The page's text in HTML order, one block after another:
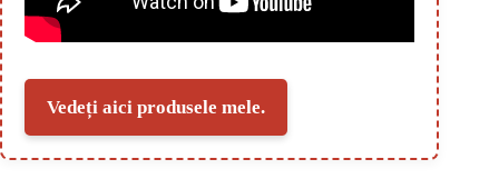
Vedeți aici produsele mele.